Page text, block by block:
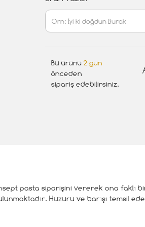
Bu ürünü 2 gün
önceden
sipariş edebilirsiniz.
pasta siparişini vererek ona faklı
Huzuru ve barışı temsil